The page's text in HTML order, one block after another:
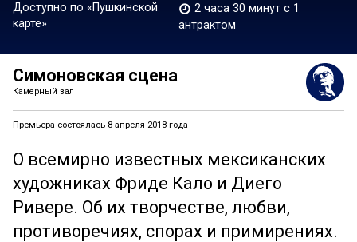
Доступно по «Пушкинской
карте»
2 часа 30 минут c 1
антрактом
О всемирно известных мексиканских
художниках Фриде Кало и Диего
Ривере. Об их творчестве, любви,
противоречиях, спорах и примирениях.
Симоновская сцена
Камерный зал
Премьера состоялась 8 апреля 2018 года